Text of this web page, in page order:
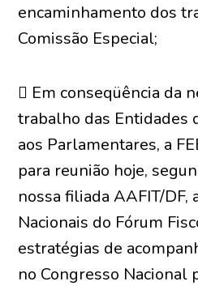
encaminhamento dos
Comissão Especial;
 Em conseqüência da
trabalho das Entidades
aos Parlamentares, a
para reunião hoje,
nossa filiada AAFIT/DF,
Nacionais do Fórum
estratégias de
no Congresso Nacional